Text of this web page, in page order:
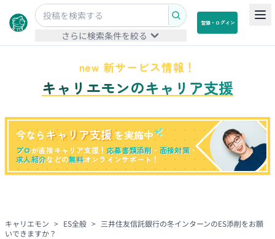
さらに検索条件を絞る
登録・ログイン
new 新サービス情報！
キャリエモンのキャリア支援
今なら キャリア支援 を実施中
プロが直接キャリア支援！応募書類添削 ・ 面接対策・
求人紹介などの無料オンラインサポート！
キャリエモン > ES全般 > 三井住友信託銀行の冬インターンのES添削をお願
いできますか？